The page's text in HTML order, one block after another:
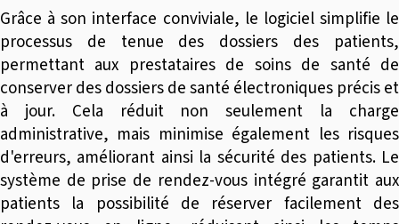
Grâce à son interface conviviale, le logiciel simplifie le
processus de tenue des dossiers des patients,
permettant aux prestataires de soins de santé de
conserver des dossiers de santé électroniques précis et
à jour. Cela réduit non seulement la charge
administrative, mais minimise également les risques
d'erreurs, améliorant ainsi la sécurité des patients. Le
système de prise de rendez-vous intégré garantit aux
patients la possibilité de réserver facilement des